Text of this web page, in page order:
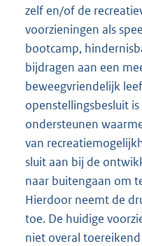
zelf en/of de
voorzieningen als
bootcamp,
bijdragen aan een
beweegvriendelijk
openstellingsbesluit
ondersteunen
van
sluit aan bij de
naar buitengaan om
Hierdoor neemt de
toe. De huidige
niet overal